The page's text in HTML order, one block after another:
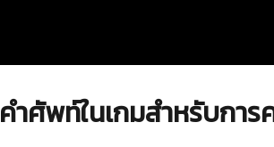
คำศัพท์ในเกมสำหรับการ